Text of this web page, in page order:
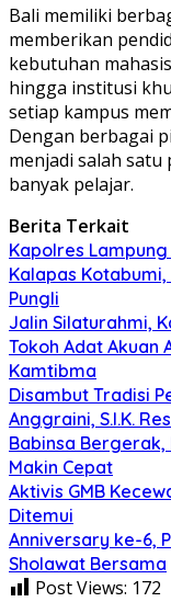
Bali memiliki
memberikan
kebutuhan
hingga institusi
setiap kampus
Dengan berbagai
menjadi salah
banyak pelajar.
Berita Terkait
Kapolres
Kalapas
Pungli
Jalin Silaturahmi,
Tokoh Adat Akuan
Kamtibma
Disambut Tradisi
Anggraini, S.I.K.
Babinsa Bergerak,
Makin Cepat
Aktivis GMB
Ditemui
Anniversary ke-6,
Sholawat Bersama
Post Views: 172